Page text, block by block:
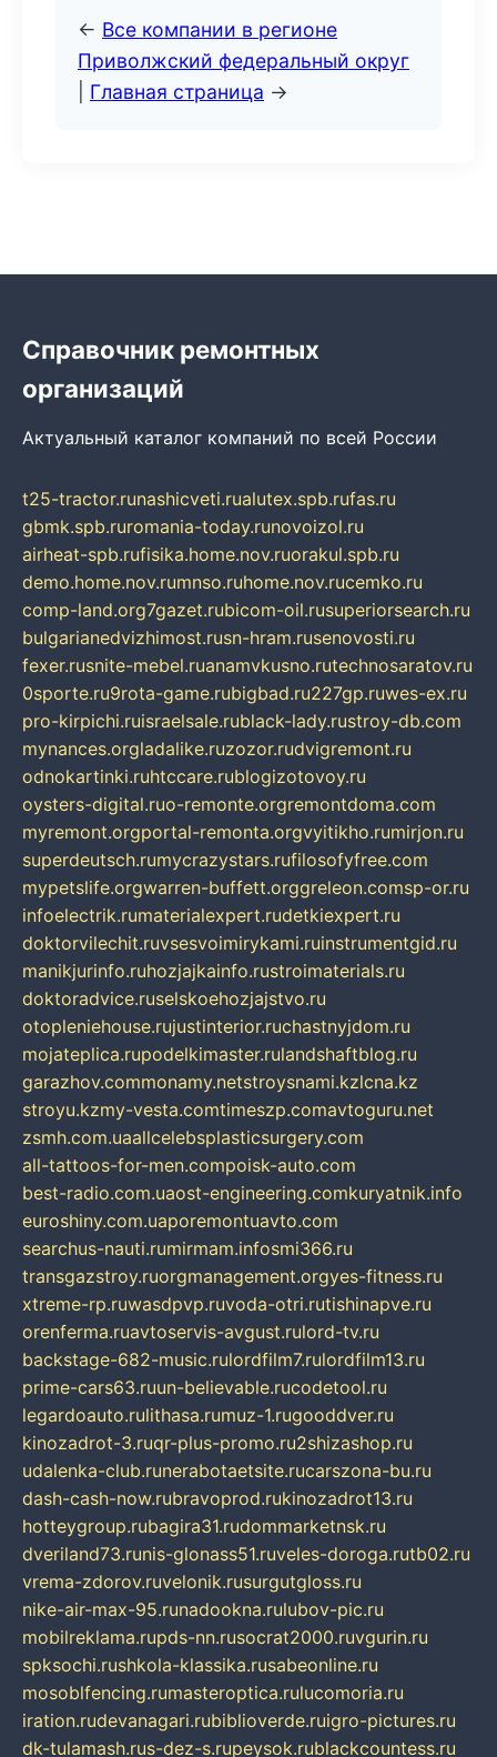
← Все компании в регионе
Приволжский федеральный округ
Главная страница →
Справочник ремонтных
организаций
Актуальный каталог компаний по всей России
t25-tractor.runashicveti.rualutex.spb.rufas.ru
gbmk.spb.ruromania-today.runovoizol.ru
airheat-spb.rufisika.home.nov.ruorakul.spb.ru
demo.home.nov.rumnso.ruhome.nov.rucemko.ru
comp-land.org7gazet.rubicom-oil.rusuperiorsearch.ru
bulgarianedvizhimost.rusn-hram.rusenovosti.ru
fexer.rusnite-mebel.ruanamvkusno.rutechnosaratov.ru
0sporte.ru9rota-game.rubigbad.ru227gp.ruwes-ex.ru
pro-kirpichi.ruisraelsale.rublack-lady.rustroy-db.com
mynances.orgladalike.ruzozor.rudvigremont.ru
odnokartinki.ruhtccare.rublogizotovoy.ru
oysters-digital.ruo-remonte.orgremontdoma.com
myremont.orgportal-remonta.orgvyitikho.rumirjon.ru
superdeutsch.rumycrazystars.rufilosofyfree.com
mypetslife.orgwarren-buffett.orggreleon.comsp-or.ru
infoelectrik.rumaterialexpert.rudetkiexpert.ru
doktorvilechit.ruvsesvoimirykami.ruinstrumentgid.ru
manikjurinfo.ruhozjajkainfo.rustroimaterials.ru
doktoradvice.ruselskoehozjajstvo.ru
otopleniehouse.rujustinterior.ruchastnyjdom.ru
mojateplica.rupodelkimaster.rulandshaftblog.ru
garazhov.commonamy.netstroysnami.kzlcna.kz
stroyu.kzmy-vesta.comtimeszp.comavtoguru.net
zsmh.com.uaallcelebsplasticsurgery.com
all-tattoos-for-men.compoisk-auto.com
best-radio.com.uaost-engineering.comkuryatnik.info
euroshiny.com.uaporemontuavto.com
searchus-nauti.rumirmam.infosmi366.ru
transgazstroy.ruorgmanagement.orgyes-fitness.ru
xtreme-rp.ruwasdpvp.ruvoda-otri.rutishinapve.ru
orenferma.ruavtoservis-avgust.rulord-tv.ru
backstage-682-music.rulordfilm7.rulordfilm13.ru
prime-cars63.ruun-believable.rucodetool.ru
legardoauto.rulithasa.rumuz-1.rugooddver.ru
kinozadrot-3.ruqr-plus-promo.ru2shizashop.ru
udalenka-club.runerabotaetsite.rucarszona-bu.ru
dash-cash-now.rubravoprod.rukinozadrot13.ru
hotteygroup.rubagira31.rudommarketnsk.ru
dveriland73.runis-glonass51.ruveles-doroga.rutb02.ru
vrema-zdorov.ruvelonik.rusurgutgloss.ru
nike-air-max-95.runadookna.rulubov-pic.ru
mobilreklama.rupds-nn.rusocrat2000.ruvgurin.ru
spksochi.rushkola-klassika.rusabeonline.ru
mosoblfencing.rumasteroptica.rulucomoria.ru
iration.rudevanagari.rubiblioverde.ruigro-pictures.ru
dk-tulamash.rus-dez-s.rupeysok.rublackcountess.ru